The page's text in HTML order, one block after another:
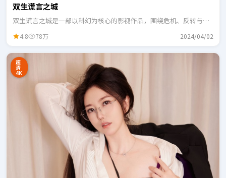
双生谎言之城
双生谎言之城是一部以科幻为核心的影视作品，围绕危机、反转与人
4.8 78万 2024/04/02
超
清
4K